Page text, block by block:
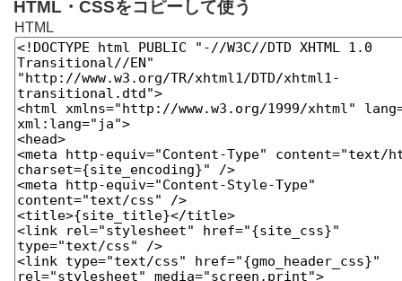
HTML・CSSをコピーして使う
HTML